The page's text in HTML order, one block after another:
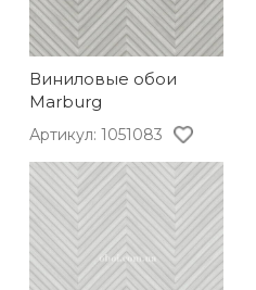
Виниловые обои
Marburg
Артикул: 1051083